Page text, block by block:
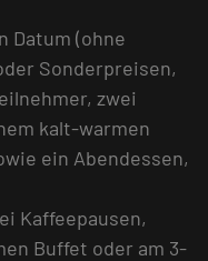
Datum (ohne
Sonderpreisen,
zwei
kalt-warmen
ein Abendessen,
Kaffeepausen,
Buffet oder am 3-